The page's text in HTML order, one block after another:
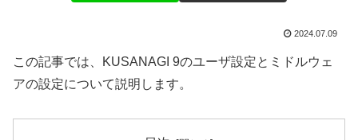
2024.07.09
この記事では、KUSANAGI 9のユーザ設定とミドルウェ
アの設定について説明します。